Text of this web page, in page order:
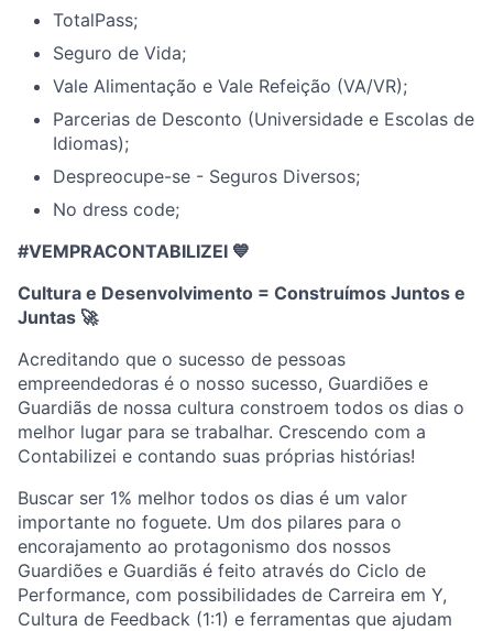
TotalPass;
Seguro de Vida;
Vale Alimentação e Vale Refeição (VA/VR);
Parcerias de Desconto (Universidade e Escolas de
Idiomas);
Despreocupe-se - Seguros Diversos;
No dress code;
#VEMPRACONTABILIZEI 💙
Cultura e Desenvolvimento = Construímos Juntos e
Juntas 🚀
Acreditando que o sucesso de pessoas
empreendedoras é o nosso sucesso, Guardiões e
Guardiãs de nossa cultura constroem todos os dias o
melhor lugar para se trabalhar. Crescendo com a
Contabilizei e contando suas próprias histórias!
Buscar ser 1% melhor todos os dias é um valor
importante no foguete. Um dos pilares para o
encorajamento ao protagonismo dos nossos
Guardiões e Guardiãs é feito através do Ciclo de
Performance, com possibilidades de Carreira em Y,
Cultura de Feedback (1:1) e ferramentas que ajudam